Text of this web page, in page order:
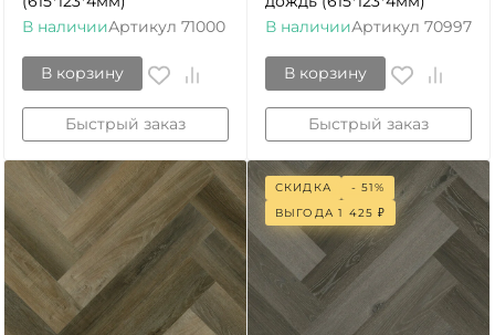
В наличииАртикул 71000
В корзину
Быстрый заказ
В наличииАртикул 70997
В корзину
Быстрый заказ
СКИДКА
- 51%
ВЫГОДА1 425 ₽